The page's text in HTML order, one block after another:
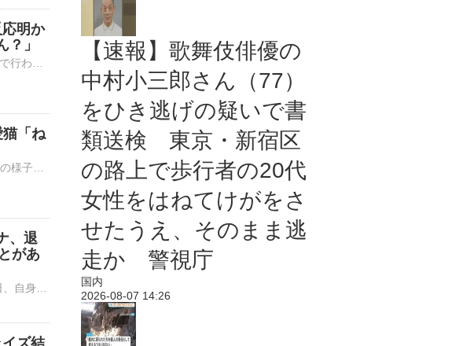
明か
」
猫「ね
、退
があ
ズ結
【速報】歌舞伎俳優の
中村小三郎さん（77）
をひき逃げの疑いで書
類送検 東京・新宿区
の路上で歩行者の20代
女性をはねてけがをさ
せたうえ、そのまま逃
走か 警視庁
国内
2026-08-07 14:26